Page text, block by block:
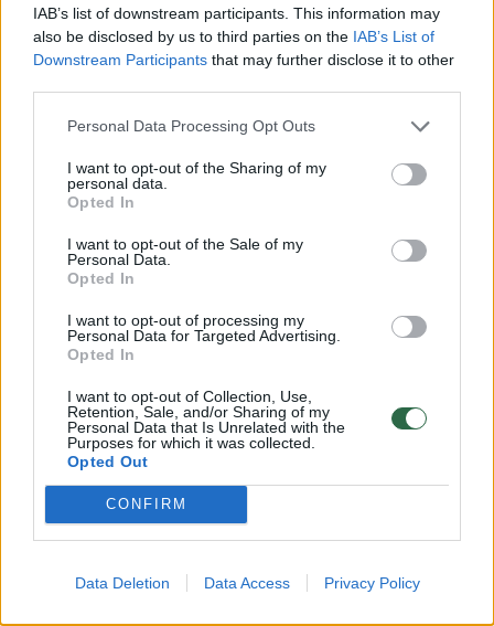
IAB’s list of downstream participants. This information may
also be disclosed by us to third parties on the IAB’s List of
Downstream Participants that may further disclose it to other
Personal Data Processing Opt Outs
I want to opt-out of the Sharing of my
personal data.
Opted In
I want to opt-out of the Sale of my
Personal Data.
Opted In
I want to opt-out of processing my
Personal Data for Targeted Advertising.
Opted In
I want to opt-out of Collection, Use,
Retention, Sale, and/or Sharing of my
Personal Data that Is Unrelated with the
Purposes for which it was collected.
Opted Out
CONFIRM
Data Deletion Data Access Privacy Policy
Įtariamajai tapusiai merginai skirta kardomoji
priemonė – pasižadėjimas neišvykti ir
dokumentų paėmimas.
Susiję straipsniai
Kraupi avarija Vilniuje:
merginos vairuojamas BMW
rėžėsi į stulpą, žuvo du
(24)
Naujos